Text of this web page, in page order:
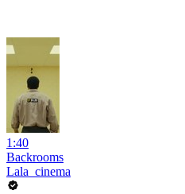
1:40
Backrooms
Lala_cinema